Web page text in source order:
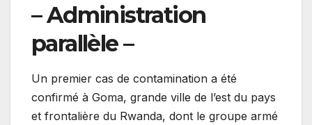
– Administration
parallèle –
Un premier cas de contamination a été
confirmé à Goma, grande ville de l’est du pays
et frontalière du Rwanda, dont le groupe armé